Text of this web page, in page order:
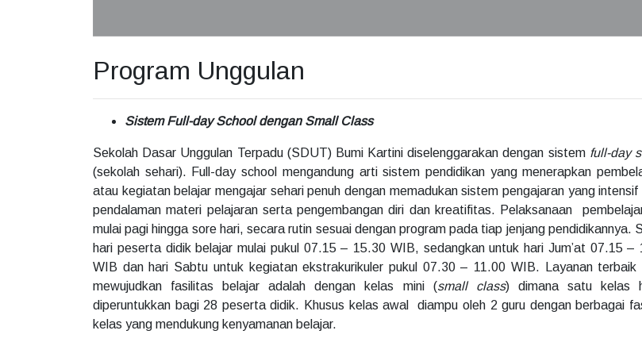
Program Unggulan
Sistem Full-day School dengan Small Class
Sekolah Dasar Unggulan Terpadu (SDUT) Bumi Kartini diselenggarakan dengan sistem full-day
(sekolah sehari). Full-day school mengandung arti sistem pendidikan yang menerapkan
atau kegiatan belajar mengajar sehari penuh dengan memadukan sistem pengajaran yang intensif
pendalaman materi pelajaran serta pengembangan diri dan kreatifitas. Pelaksanaan
mulai pagi hingga sore hari, secara rutin sesuai dengan program pada tiap jenjang pendidikannya.
hari peserta didik belajar mulai pukul 07.15 – 15.30 WIB, sedangkan untuk hari Jum’at 07.15 –
WIB dan hari Sabtu untuk kegiatan ekstrakurikuler pukul 07.30 – 11.00 WIB. Layanan terbaik
mewujudkan fasilitas belajar adalah dengan kelas mini (small class) dimana satu kelas
diperuntukkan bagi 28 peserta didik. Khusus kelas awal diampu oleh 2 guru dengan berbagai
kelas yang mendukung kenyamanan belajar.